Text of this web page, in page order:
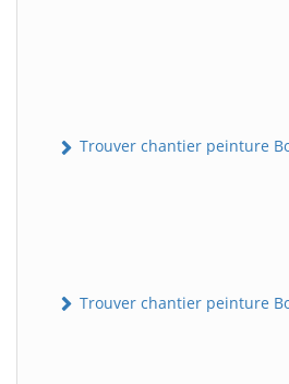
Trouver chantier peinture
Trouver chantier peinture